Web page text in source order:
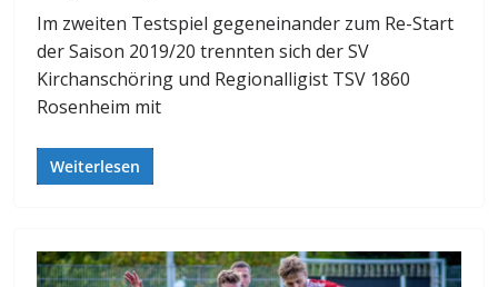
Im zweiten Testspiel gegeneinander zum Re-Start
der Saison 2019/20 trennten sich der SV
Kirchanschöring und Regionalligist TSV 1860
Rosenheim mit
Weiterlesen